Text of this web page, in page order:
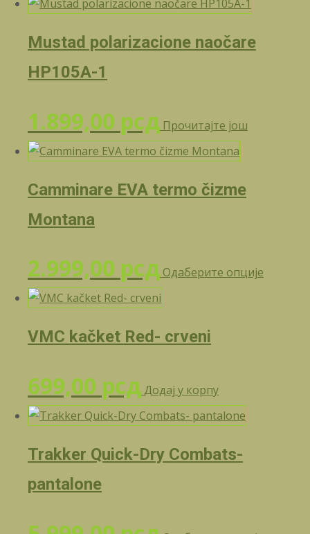
Mustad polarizacione naočare
HP105A-1
1.899,00 рсд Прочитајте још
Camminare EVA termo čizme
Montana
2.999,00 рсд Одаберите опције
VMC kačket Red- crveni
699,00 рсд Додај у корпу
Trakker Quick-Dry Combats-
pantalone